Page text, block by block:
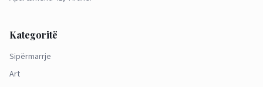
Kategoritë
Sipërmarrje
Art